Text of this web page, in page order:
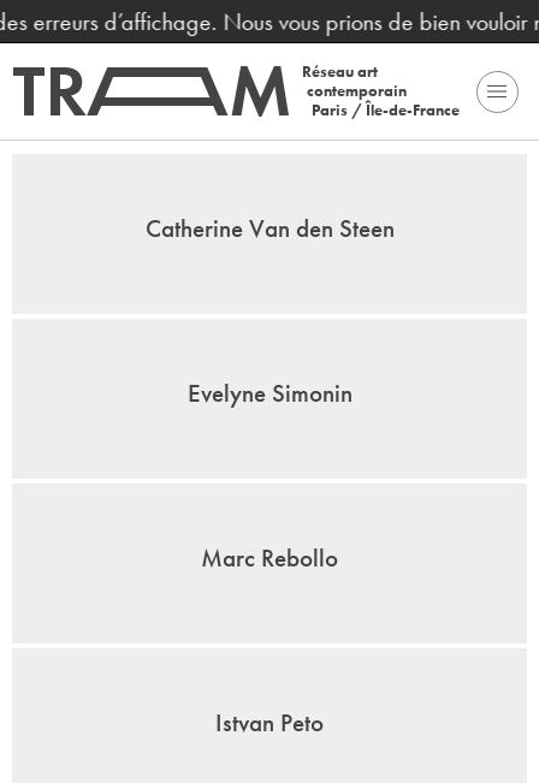
d’affichage. Nous vous prions de bien vouloir
Réseau art
contemporain
Paris / Île-de-France
Catherine Van den Steen
Evelyne Simonin
Marc Rebollo
Istvan Peto